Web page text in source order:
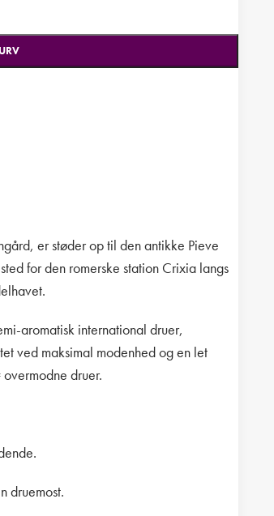
erstøder op til den antikke Pieve
for den romerske station Crixia langs
aromatisk international druer,
ved maksimal modenhed og en let
overmodne druer.
druemost.